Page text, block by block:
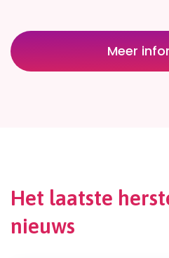
Meer
Het laatste
nieuws